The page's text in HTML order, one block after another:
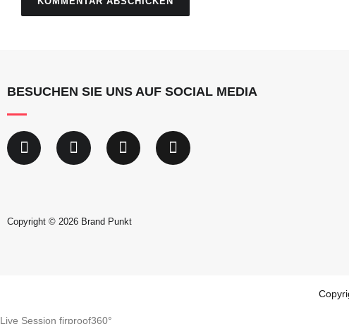
BESUCHEN SIE UNS AUF SOCIAL MEDIA
Copyright © 2026 Brand Punkt
Live Session firproof360°